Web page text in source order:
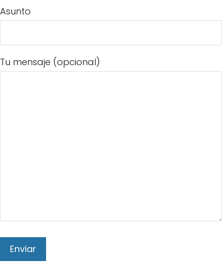
Asunto
Tu mensaje (opcional)